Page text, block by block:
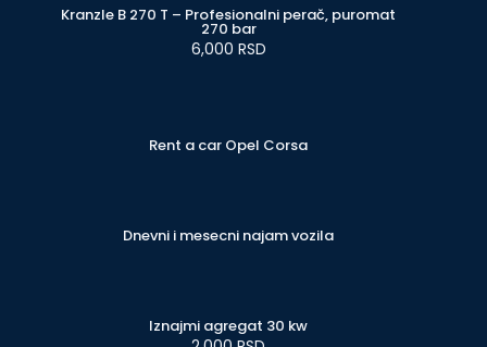
Kranzle B 270 T – Profesionalni perač, puromat
270 bar
6,000 RSD
Rent a car Opel Corsa
Dnevni i mesecni najam vozila
Iznajmi agregat 30 kw